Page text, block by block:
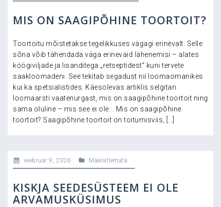
MIS ON SAAGIPÕHINE TOORTOIT?
Toortoitu mõistetakse tegelikkuses vägagi erinevalt. Selle
sõna võib tähendada väga erinevaid lähenemisi – alates
köögiviljade ja lisanditega „retseptidest” kuni tervete
saakloomadeni. See tekitab segadust nii loomaomanikes
kui ka spetsialistides. Käesolevas artiklis selgitan
loomaarsti vaatenurgast, mis on saagipõhine toortoit ning
sama oluline – mis see ei ole. . Mis on saagipõhine
toortoit? Saagipõhine toortoit on toitumisviis, […]
veebruar 9, 2026 Määratlemata
KISKJA SEEDESÜSTEEM EI OLE
ARVAMUSKÜSIMUS